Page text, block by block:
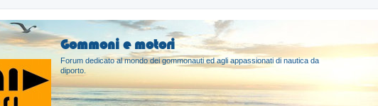
Gommoni e motori
Forum dedicato al mondo dei gommonauti ed agli appassionati di nautica da
diporto.